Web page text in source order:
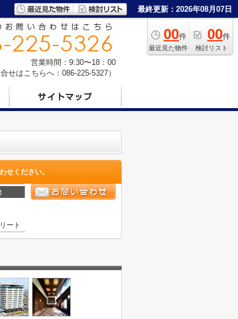
最終更新：2026年08月07日
00件
最近見た物件
00件
検討リスト
営業時間：9:30〜18：00
せはこちらへ：086-225-5327）
せください。
ート